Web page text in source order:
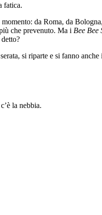
fatica.
da Roma, da
che prevenuto. Ma i Bee Bee
si riparte e si fanno anche
la nebbia.